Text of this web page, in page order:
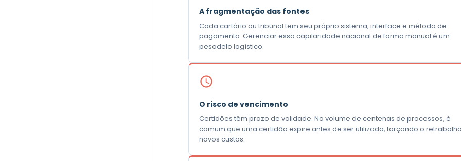
A fragmentação das fontes
Cada cartório ou tribunal tem seu próprio sistema, interface e método de
pagamento. Gerenciar essa capilaridade nacional de forma manual é um
pesadelo logístico.
O risco de vencimento
Certidões têm prazo de validade. No volume de centenas de processos, é
comum que uma certidão expire antes de ser utilizada, forçando o
novos custos.